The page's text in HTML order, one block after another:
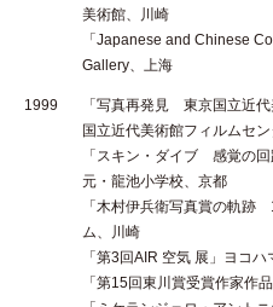
美術館、川崎
「Japanese and Chinese
Gallery、上海
1999
「写真再発見 東京国立近
国立近代美術館フィルムセ
「スキン・ダイブ 感覚の
元・龍池小学校、京都
「木村伊兵衛写真賞の軌跡
ム、川崎
「第3回AIR 空気 展」ヨコ
「第15回東川賞受賞作家作